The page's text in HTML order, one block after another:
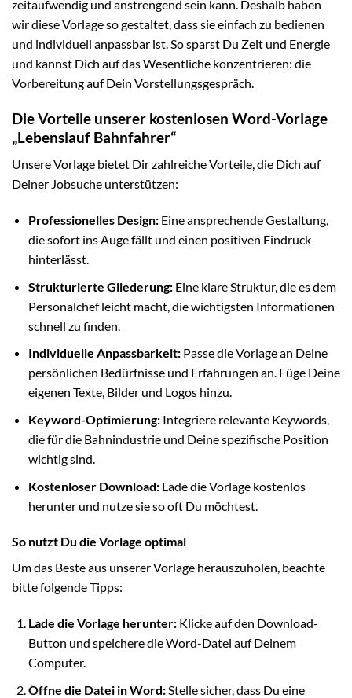
zeitaufwendig und anstrengend sein kann. Deshalb haben
wir diese Vorlage so gestaltet, dass sie einfach zu bedienen
und individuell anpassbar ist. So sparst Du Zeit und Energie
und kannst Dich auf das Wesentliche konzentrieren: die
Vorbereitung auf Dein Vorstellungsgespräch.
Die Vorteile unserer kostenlosen Word-Vorlage
„Lebenslauf Bahnfahrer“
Unsere Vorlage bietet Dir zahlreiche Vorteile, die Dich auf
Deiner Jobsuche unterstützen:
Professionelles Design:Eine ansprechende Gestaltung,
die sofort ins Auge fällt und einen positiven Eindruck
hinterlässt.
Strukturierte Gliederung:Eine klare Struktur, die es dem
Personalchef leicht macht, die wichtigsten Informationen
schnell zu finden.
Individuelle Anpassbarkeit:Passe die Vorlage an Deine
persönlichen Bedürfnisse und Erfahrungen an. Füge Deine
eigenen Texte, Bilder und Logos hinzu.
Keyword-Optimierung:Integriere relevante Keywords,
die für die Bahnindustrie und Deine spezifische Position
wichtig sind.
Kostenloser Download:Lade die Vorlage kostenlos
herunter und nutze sie so oft Du möchtest.
So nutzt Du die Vorlage optimal
Um das Beste aus unserer Vorlage herauszuholen, beachte
bitte folgende Tipps:
Lade die Vorlage herunter:Klicke auf den Download-
Button und speichere die Word-Datei auf Deinem
Computer.
Öffne die Datei in Word:Stelle sicher, dass Du eine